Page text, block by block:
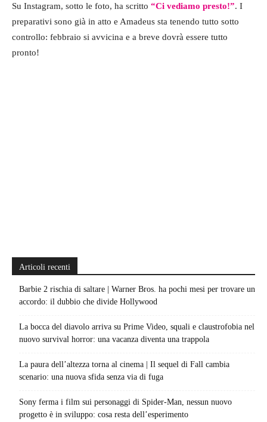
Su Instagram, sotto le foto, ha scritto “Ci vediamo presto!”. I
preparativi sono già in atto e Amadeus sta tenendo tutto sotto
controllo: febbraio si avvicina e a breve dovrà essere tutto
pronto!
Articoli recenti
Barbie 2 rischia di saltare | Warner Bros. ha pochi mesi per trovare un
accordo: il dubbio che divide Hollywood
La bocca del diavolo arriva su Prime Video, squali e claustrofobia nel
nuovo survival horror: una vacanza diventa una trappola
La paura dell’altezza torna al cinema | Il sequel di Fall cambia
scenario: una nuova sfida senza via di fuga
Sony ferma i film sui personaggi di Spider-Man, nessun nuovo
progetto è in sviluppo: cosa resta dell’esperimento